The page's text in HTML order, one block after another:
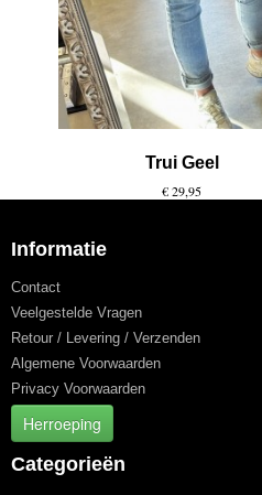
Trui Geel
€ 29,95
Informatie
Contact
Veelgestelde Vragen
Retour / Levering / Verzenden
Algemene Voorwaarden
Privacy Voorwaarden
Herroeping
Categorieën